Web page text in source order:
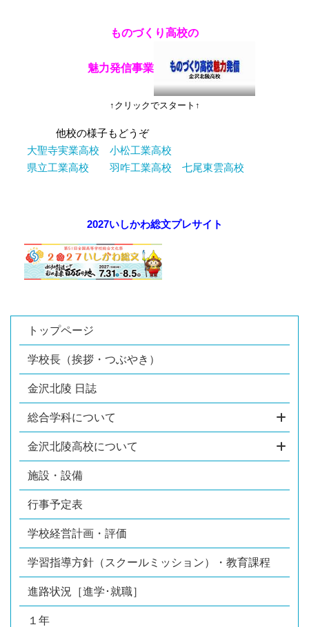
ものづくり高校の
魅力発信事業
↑クリックでスタート↑
他校の様子もどうぞ
大聖寺実業高校
小松工業高校
県立工業高校
羽咋工業高校 七尾東雲高校
2027いしかわ総文プレサイト
トップページ
学校長（挨拶・つぶやき）
金沢北陵 日誌
総合学科について
金沢北陵高校について
施設・設備
行事予定表
学校経営計画・評価
学習指導方針（スクールミッション）・教育課程
進路状況［進学･就職］
１年